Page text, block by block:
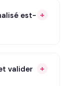
est-
valider